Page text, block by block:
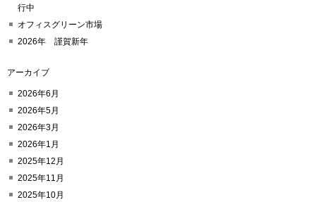
行中
オフィスグリーン市場
2026年 謹賀新年
アーカイブ
2026年6月
2026年5月
2026年3月
2026年1月
2025年12月
2025年11月
2025年10月